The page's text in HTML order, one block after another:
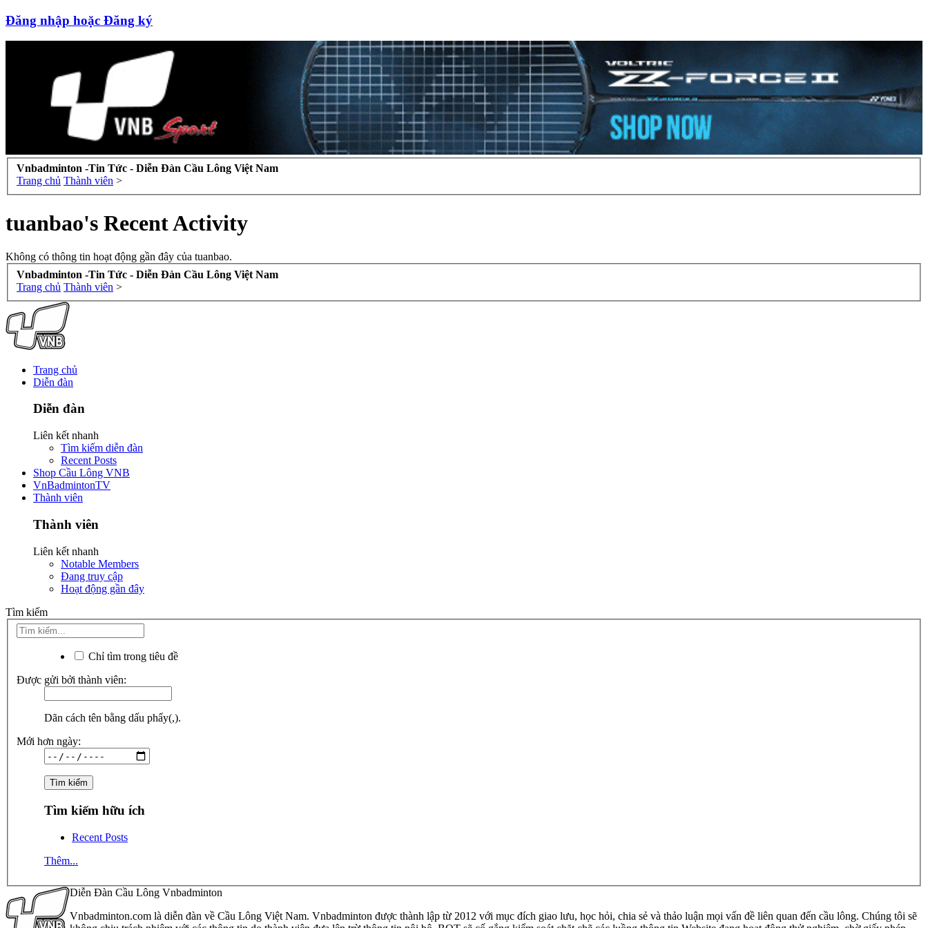
Đăng nhập hoặc Đăng ký
Vnbadminton -Tin Tức - Diễn Đàn Cầu Lông Việt Nam
Trang chủ Thành viên >
tuanbao's Recent Activity
Không có thông tin hoạt động gần đây của tuanbao.
Vnbadminton -Tin Tức - Diễn Đàn Cầu Lông Việt Nam
Trang chủ Thành viên >
Trang chủ
Diễn đàn
Diễn đàn
Liên kết nhanh
Tìm kiếm diễn đàn
Recent Posts
Shop Cầu Lông VNB
VnBadmintonTV
Thành viên
Thành viên
Liên kết nhanh
Notable Members
Đang truy cập
Hoạt động gần đây
Tìm kiếm
Chỉ tìm trong tiêu đề
Được gửi bởi thành viên:
Dãn cách tên bằng dấu phẩy(,).
Mới hơn ngày:
Tìm kiếm hữu ích
Recent Posts
Thêm...
Diễn Đàn Cầu Lông Vnbadminton
Vnbadminton.com là diễn đàn về Cầu Lông Việt Nam. Vnbadminton được thành lập từ 2012 với mục đích giao lưu, học hỏi, chia sẻ và thảo luận mọi vấn đề liên quan đến cầu lông. Chúng tôi sẽ